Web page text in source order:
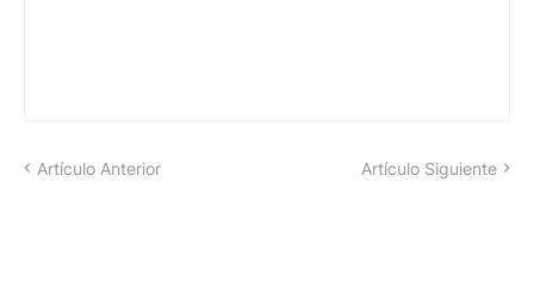
Artículo Anterior Artículo Siguiente